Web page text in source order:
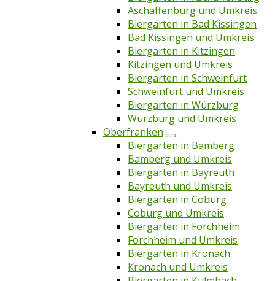
Aschaffenburg und Umkreis
Biergärten in Bad Kissingen
Bad Kissingen und Umkreis
Biergärten in Kitzingen
Kitzingen und Umkreis
Biergärten in Schweinfurt
Schweinfurt und Umkreis
Biergärten in Würzburg
Würzburg und Umkreis
Oberfranken
Biergärten in Bamberg
Bamberg und Umkreis
Biergärten in Bayreuth
Bayreuth und Umkreis
Biergärten in Coburg
Coburg und Umkreis
Biergärten in Forchheim
Forchheim und Umkreis
Biergärten in Kronach
Kronach und Umkreis